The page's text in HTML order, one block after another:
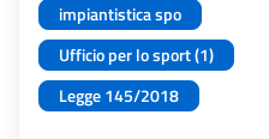
impiantistica spo
Ufficio per lo sport (1)
Legge 145/2018